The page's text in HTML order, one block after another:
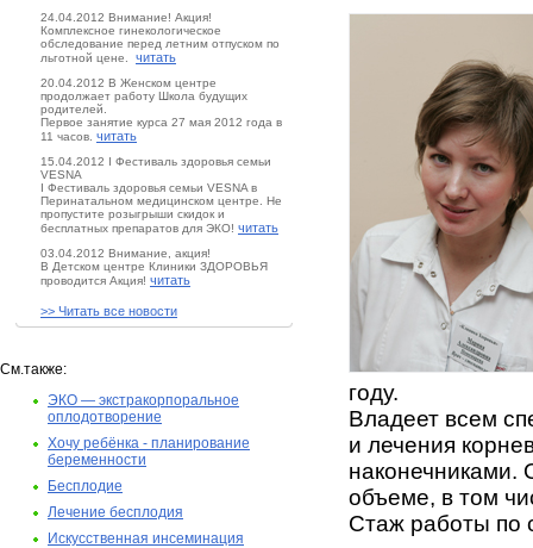
24.04.2012 Внимание! Акция!
Комплексное гинекологическое
обследование перед летним отпуском по
льготной цене. читать
20.04.2012 В Женском центре
продолжает работу Школа будущих
родителей.
Первое занятие курса 27 мая 2012 года в
11 часов. читать
15.04.2012 I Фестиваль здоровья семьи
VESNA
I Фестиваль здоровья семьи VESNA в
Перинатальном медицинском центре. Не
пропустите розыгрыши скидок и
бесплатных препаратов для ЭКО! читать
03.04.2012 Внимание, акция!
В Детском центре Клиники ЗДОРОВЬЯ
проводится Акция! читать
>> Читать все новости
См.также:
ЭКО — экстракорпоральное
оплодотворение
Хочу ребёнка - планирование
беременности
Бесплодие
Лечение бесплодия
Искусственная инсеминация
году.
Владеет всем
и лечения
наконечниками.
объеме, в том
Стаж работы по